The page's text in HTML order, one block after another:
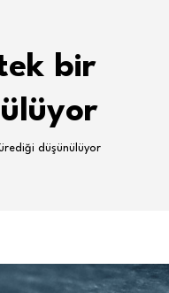
bir
düşünülüyor